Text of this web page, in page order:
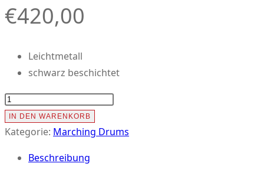
€420,00
Leichtmetall
schwarz beschichtet
LEFIMA
-
Tragevorrichtung
Plug
IN DEN WARENKORB
Kategorie: Marching Drums
Beschreibung